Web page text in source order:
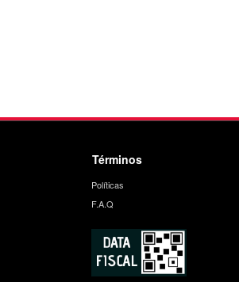
Términos
Políticas
F.A.Q